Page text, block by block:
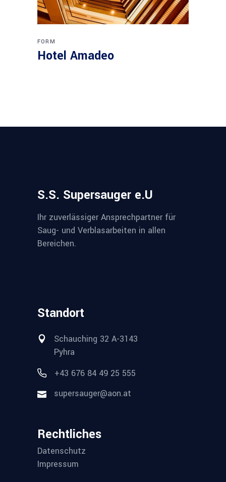
FORM
Hotel Amadeo
S.S. Supersauger e.U
Ihr zuverlässiger Ansprechpartner für
Saug- und Verblasarbeiten in allen
Bereichen.
Standort
Schauching 32 A-3143
Pyhra
+43 676 84 49 25 555
supersauger@aon.at
Rechtliches
Datenschutz
Impressum